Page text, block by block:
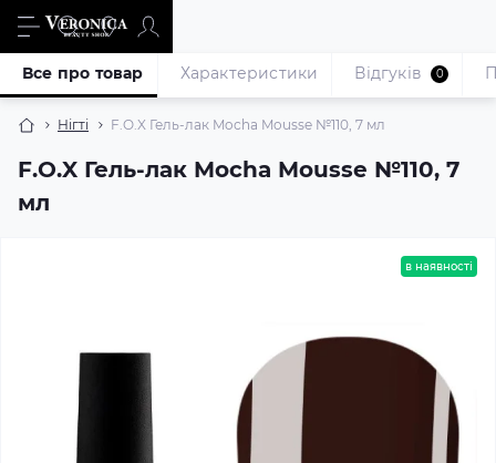
Нігті F.O.X Гель-лак Mocha Mousse №110, 7 мл
F.O.X Гель-лак Mocha Mousse №110, 7
мл
Все про товар Характеристики Відгуків 0
в наявності